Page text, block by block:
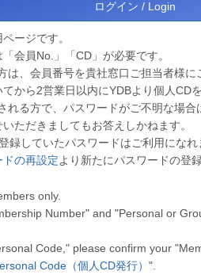
ージです。
会員No.」「CD」が必要です。
は、会員番号を貴社窓口ご担当者様に
から2営業日以内にYDBより個人CD
れる方で、パスワードがご不明な場
ただきましてもお答えしかねます。
録していたパスワードはご利用になれ
の再設定より新たにパスワードの登
only.
Number" and "Personal or
Code," please confirm your
Code（個人CD発行） ".